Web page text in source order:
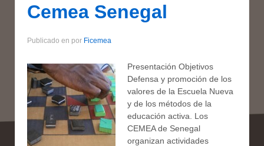
Cemea Senegal
Publicado en por Ficemea
Presentación Objetivos
Defensa y promoción de los
valores de la Escuela Nueva
y de los métodos de la
educación activa. Los
CEMEA de Senegal
organizan actividades